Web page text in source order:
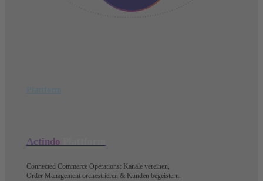
Actindo
Connected Commerce Operations: Kanäle vereinen,
Order Management orchestrieren & Kunden begeistern.